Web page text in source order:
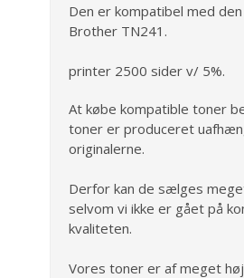
Den er kompatibel med
Brother TN241.
printer 2500 sider v/ 5%.
At købe kompatible toner
toner er produceret
originalerne.
Derfor kan de sælges
selvom vi ikke er gået på
kvaliteten.
Vores toner er af meget